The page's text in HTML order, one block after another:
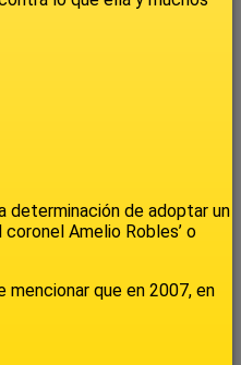
determinación de adoptar un
Amelio Robles’ o
mencionar que en 2007, en